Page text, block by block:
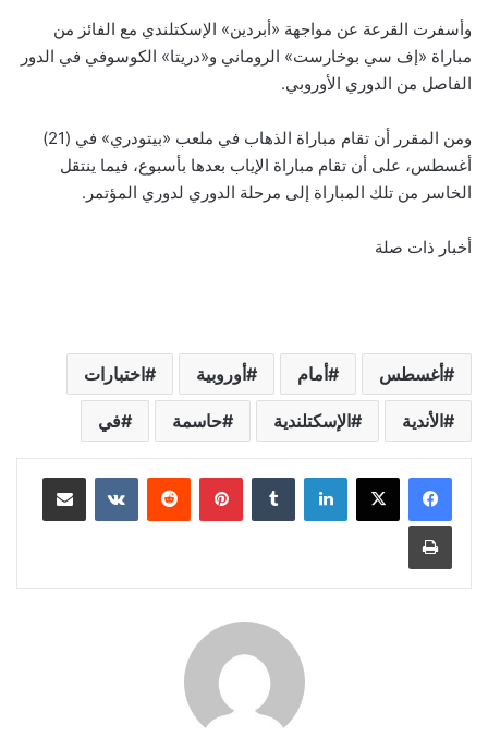
وأسفرت القرعة عن مواجهة «أبردين» الإسكتلندي مع الفائز من
مباراة «إف سي بوخارست» الروماني و«دريتا» الكوسوفي في الدور
الفاصل من الدوري الأوروبي.
ومن المقرر أن تقام مباراة الذهاب في ملعب «بيتودري» في (21)
أغسطس، على أن تقام مباراة الإياب بعدها بأسبوع، فيما ينتقل
الخاسر من تلك المباراة إلى مرحلة الدوري لدوري المؤتمر.
أخبار ذات صلة
أغسطس أمام أوروبية اختبارات
الأندية الإسكتلندية حاسمة في
لينكدإن بينتيريست